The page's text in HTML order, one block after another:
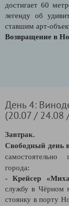
достигает 60
легенду об
ставшим арт-
Возвращение в
День 4:
(20.07 / 24.08
Завтрак.
Свободный день
самостоятельно
города:
- Крейсер
службу в Чёрном
стоянку в порту